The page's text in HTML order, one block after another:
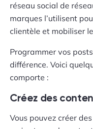
réseau social de
marques l’utilisent
clientèle et mobiliser
Programmer vos
différence. Voici
comporte :
Créez des
Vous pouvez créer